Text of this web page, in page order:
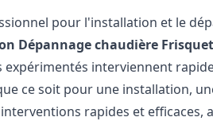
pour l'installation et le
Dépannage chaudière
expérimentés interviennent
ce soit pour une installation,
rapides et efficaces,